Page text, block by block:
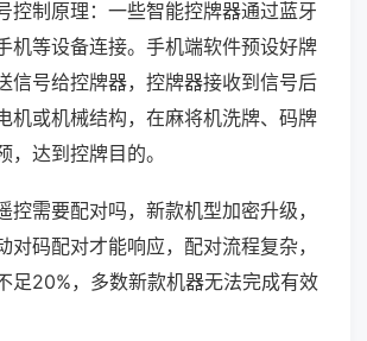
控制原理：一些智能控牌器通过蓝牙
机等设备连接。手机端软件预设好牌
信号给控牌器，控牌器接收到信号后
机或机械结构，在麻将机洗牌、码牌
，达到控牌目的。
控需要配对吗，新款机型加密升级，
对码配对才能响应，配对流程复杂，
足20%，多数新款机器无法完成有效